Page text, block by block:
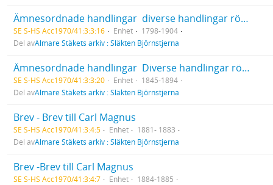
Ämnesordnade handlingar  diverse handlingar rörande Inrikespolitisk verksamhet  Blandat
SE S-HS Acc1970/41:3:3:16 Enhet
1798-1904
Del avAlmare Stäkets arkiv : Släkten Björnstjerna
Ämnesordnade handlingar  Diverse handlingar rörande Inrikespolitisk verksamhet  Övrigt
SE S-HS Acc1970/41:3:3:20 Enhet
1845-1894
Del avAlmare Stäkets arkiv : Släkten Björnstjerna
Brev - Brev till Carl Magnus
SE S-HS Acc1970/41:3:4:5 Enhet
1881- 1883
Del avAlmare Stäkets arkiv : Släkten Björnstjerna
Brev -Brev till Carl Magnus
SE S-HS Acc1970/41:3:4:7 Enhet
1884-1885